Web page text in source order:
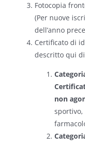
Fotocopia
(Per nuove
dell’anno
Certificato di
descritto qui
non
sportivo,